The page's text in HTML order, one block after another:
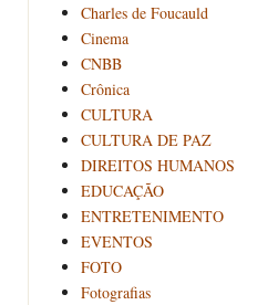
Charles de Foucauld
Cinema
CNBB
Crônica
CULTURA
CULTURA DE PAZ
DIREITOS HUMANOS
EDUCAÇÃO
ENTRETENIMENTO
EVENTOS
FOTO
Fotografias